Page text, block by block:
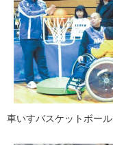
車いすバスケットボール